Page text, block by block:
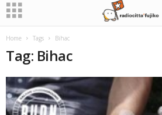
Home Tags Bihac
Tag: Bihac